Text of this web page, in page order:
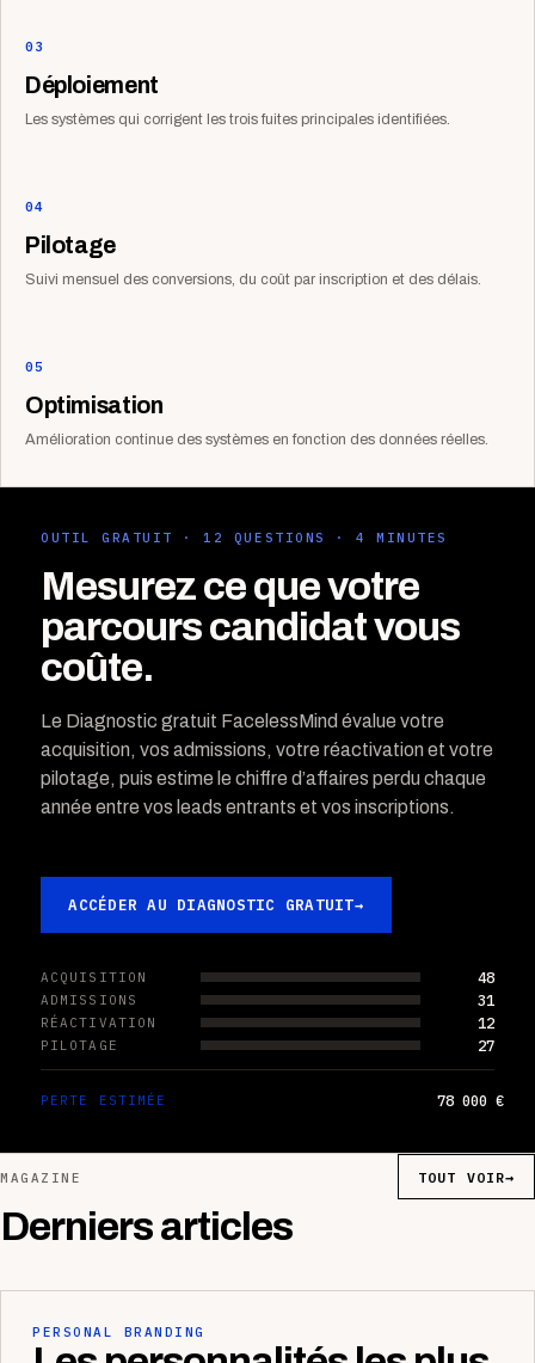
03
Déploiement
Les systèmes qui corrigent les trois fuites principales identifiées.
04
Pilotage
Suivi mensuel des conversions, du coût par inscription et des délais.
05
Optimisation
Amélioration continue des systèmes en fonction des données réelles.
OUTIL GRATUIT · 12 QUESTIONS · 4 MINUTES
Mesurez ce que votre
parcours candidat vous
coûte.
Le Diagnostic gratuit FacelessMind évalue votre
acquisition, vos admissions, votre réactivation et votre
pilotage, puis estime le chiffre d’affaires perdu chaque
année entre vos leads entrants et vos inscriptions.
ACCÉDER AU DIAGNOSTIC GRATUIT→
ACQUISITION 48
ADMISSIONS 31
RÉACTIVATION 12
PILOTAGE 27
PERTE ESTIMÉE 78 000 €
MAGAZINE
Derniers articles
TOUT VOIR→
PERSONAL BRANDING